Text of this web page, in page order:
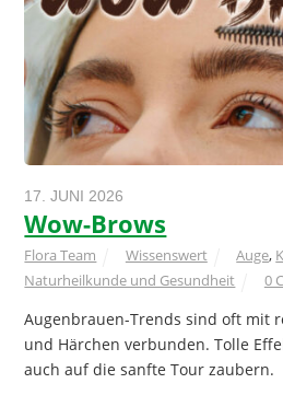
17. JUNI 2026
Wow-Brows
Flora Team Wissenswert Auge,
Naturheilkunde und Gesundheit
0
Augenbrauen-Trends sind oft mit
und Härchen verbunden. Tolle
auch auf die sanfte Tour zaubern.